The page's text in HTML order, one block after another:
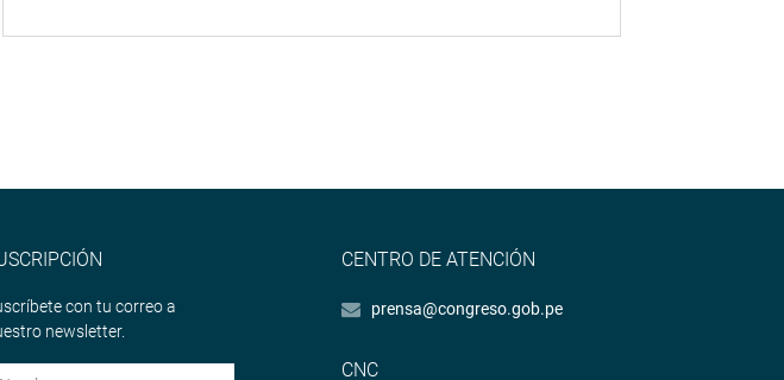
con tu correo a
newsletter.
CENTRO DE ATENCIÓN
prensa@congreso.gob.pe
CNC